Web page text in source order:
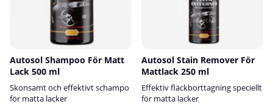
Autosol Shampoo För Matt
Lack 500 ml
Skonsamt och effektivt schampo
för matta lacker
Autosol Stain Remover För
Mattlack 250 ml
Effektiv fläckborttagning speciellt
för matta lacker